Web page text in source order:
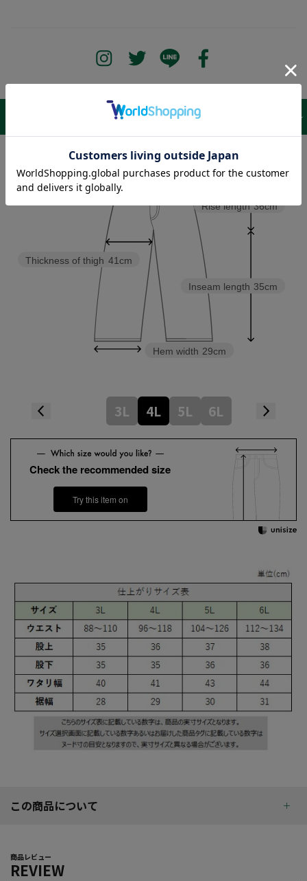
Inseam length 35cm
Rise length 36cm
Hem width 29cm
Thickness of thigh 41cm
Waist 96〜118cm
3L 4L 5L 6L
Check the recommended size
Try this item on
この商品について
商品レビュー
REVIEW